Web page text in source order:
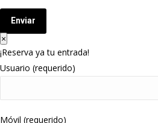
Enviar
×
¡Reserva ya tu entrada!
Usuario (requerido)
Móvil (requerido)